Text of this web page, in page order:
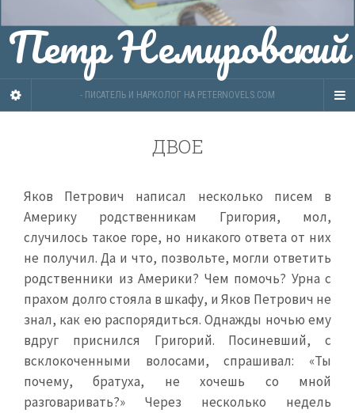
Петр Немировский
- ПИСАТЕЛЬ И НАРКОЛОГ НА PETERNOVELS.COM
ДВОЕ
Яков Петрович написал несколько писем в
Америку родственникам Григория, мол,
случилось такое горе, но никакого ответа от них
не получил. Да и что, позвольте, могли ответить
родственники из Америки? Чем помочь? Урна с
прахом долго стояла в шкафу, и Яков Петрович не
знал, как ею распорядиться. Однажды ночью ему
вдруг приснился Григорий. Посиневший, с
всклокоченными волосами, спрашивал: «Ты
почему, братуха, не хочешь со мной
разговаривать?» Через несколько недель